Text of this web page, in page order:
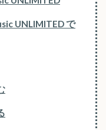
UNLIMITED で